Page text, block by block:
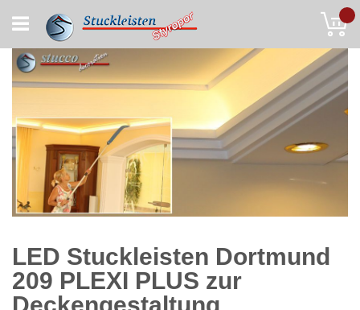
to
Content
LED Stuckleisten Dortmund
209 PLEXI PLUS zur